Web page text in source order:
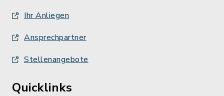
Ihr Anliegen
Ansprechpartner
Stellenangebote
Quicklinks